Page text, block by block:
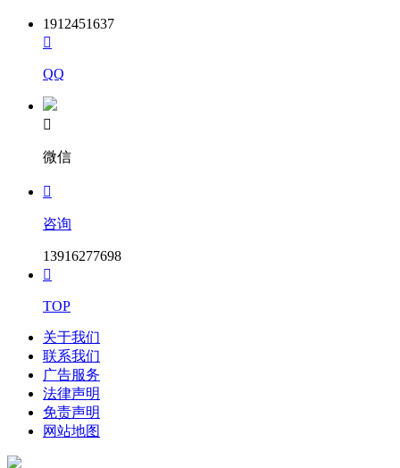
（含）至唐山港站（不含）DK28+425.00~DK35+000；工区长
度（km）：6.544正线公里；主要工程内容细化：详见招标文
全线铺架（TCPJ）；工程范围及起讫里程：全线铺架（不含
唐山港站）：DK0+000～链后DK14+078.36、DK17+091.07～
DK35+000；工区长度（km）：51.017铺轨公里；主要工程内
含唐山港站）：DK0+000～链后DK14+078.36、DK17+091.07
～DK17+183.47（大清河站中桥）、DK17+844.88～
DK35+000；工区长度（km）：31.102正线公里；主要工程内
容细化：
中建铁路投资建设集团有限公司
中铁十六局集团有限公司
中铁十六局集团第五工程有限公司
1912451637

QQ

微信

咨询
13916277698

TOP
关于我们
联系我们
广告服务
法律声明
免责声明
网站地图